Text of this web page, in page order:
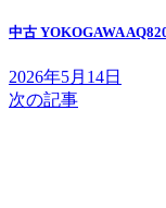
中古 YOKOGAWA
2026年5月14日
次の記事